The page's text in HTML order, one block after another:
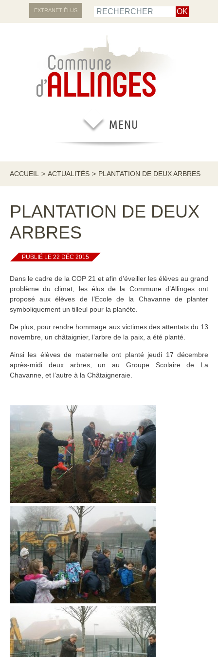
EXTRANET ÉLUS
ACCUEIL > ACTUALITÉS > PLANTATION DE DEUX ARBRES
PLANTATION DE DEUX
ARBRES
PUBLIÉ LE 22 DÉC 2015
Dans le cadre de la COP 21 et afin d’éveiller les élèves au grand
problème du climat, les élus de la Commune d’Allinges ont
proposé aux élèves de l’Ecole de la Chavanne de planter
symboliquement un tilleul pour la planète.
De plus, pour rendre hommage aux victimes des attentats du 13
novembre, un châtaignier, l’arbre de la paix, a été planté.
Ainsi les élèves de maternelle ont planté jeudi 17 décembre
après-midi deux arbres, un au Groupe Scolaire de La
Chavanne, et l’autre à la Châtaigneraie.